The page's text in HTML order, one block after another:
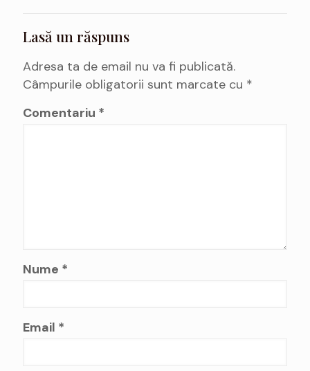
Lasă un răspuns
Adresa ta de email nu va fi publicată.
Câmpurile obligatorii sunt marcate cu *
Comentariu *
Nume *
Email *